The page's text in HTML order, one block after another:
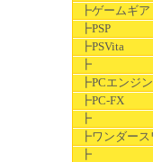
┣ゲームギア
┣PSP
┣PSVita
┣
┣PCエンジン
┣PC-FX
┣
┣ワンダース
┣